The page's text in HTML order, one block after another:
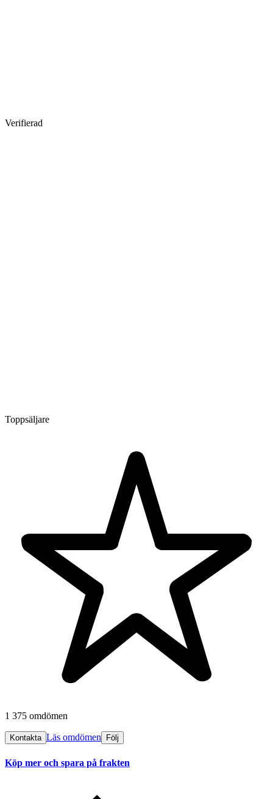
Verifierad
Toppsäljare
1 375 omdömen
Kontakta Läs omdömen Följ
Köp mer och spara på frakten